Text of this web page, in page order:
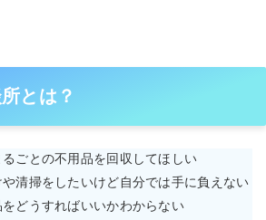
とは？
ごとの不用品を回収してほしい
清掃をしたいけど自分では手に負えない
どうすればいいかわからない